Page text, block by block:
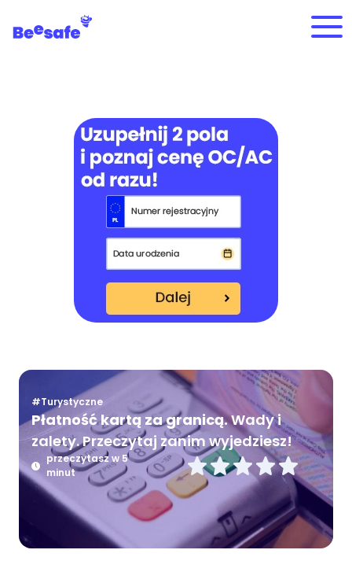
#Turystyczne
Płatność kartą za granicą.Wady i
zalety. Przeczytaj zanim wyjedziesz!
przeczytasz w 5
minut